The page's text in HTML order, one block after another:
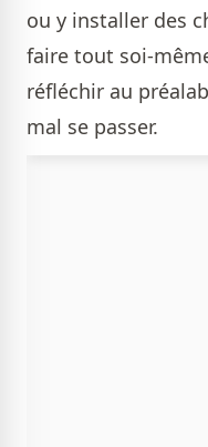
ou y installer des
faire tout soi-
réfléchir au
mal se passer.